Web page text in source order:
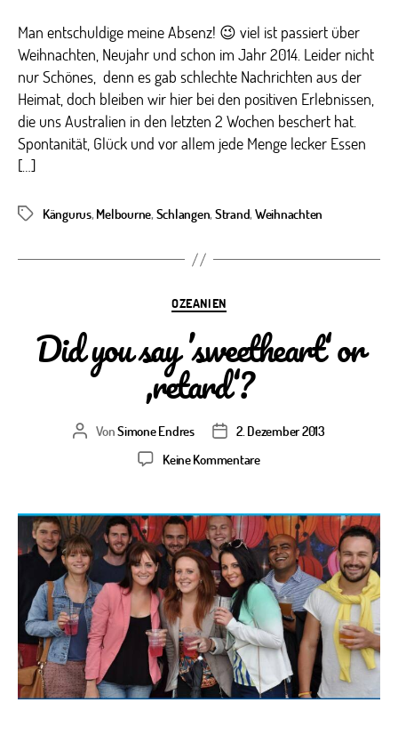
Man entschuldige meine Absenz! 😉 viel ist passiert über
Weihnachten, Neujahr und schon im Jahr 2014. Leider nicht
nur Schönes, denn es gab schlechte Nachrichten aus der
Heimat, doch bleiben wir hier bei den positiven Erlebnissen,
die uns Australien in den letzten 2 Wochen beschert hat.
Spontanität, Glück und vor allem jede Menge lecker Essen
[…]
Schlagwörter
Kängurus, Melbourne, Schlangen, Strand, Weihnachten
Kategorien
OZEANIEN
Did you say ’sweetheart‘ or
‚retard‘?
Beitragsautor
VonSimone Endres Veröffentlichungsdatum
2. Dezember 2013
Keine Kommentarezu
say
’sweetheart‘
or
‚retard‘?